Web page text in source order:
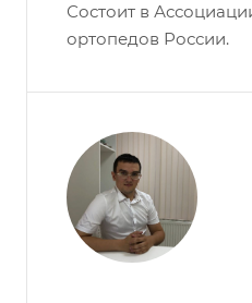
Состоит в
ортопедов России.